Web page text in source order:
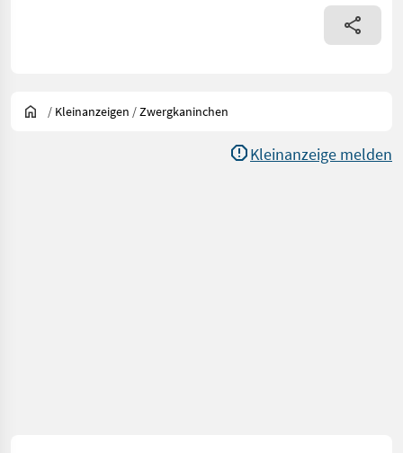
/ Kleinanzeigen /Zwergkaninchen
Kleinanzeige melden